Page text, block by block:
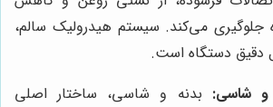
جلوگیری می‌کند. سیستم هیدرولیک سالم،
دقیق دستگاه است.
و شاسی: بدنه و شاسی، ساختار اصلی